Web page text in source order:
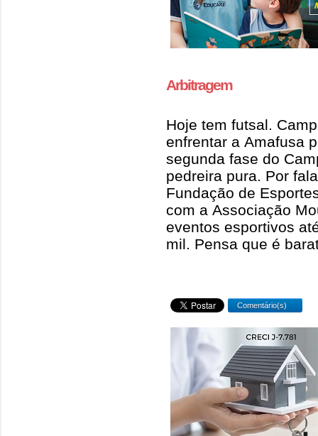
Arbitragem
Hoje tem futsal.
enfrentar a Amafusa
segunda fase do
pedreira pura. Por
Fundação de
com a Associação
eventos esportivos
mil. Pensa que é
Comentário(s)